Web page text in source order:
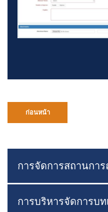
ก่อนหน้า
การจัดการสถานกา
การบริหารจัดการบ